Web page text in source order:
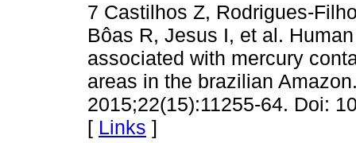
7 Castilhos Z, Rodrigues-
Bôas R, Jesus I, et al.
associated with mercury
areas in the brazilian
2015;22(15):11255-64. Doi:
[ Links ]